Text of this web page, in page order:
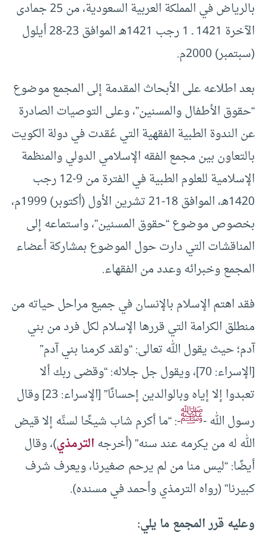
بالرياض في المملكة العربية السعودية، من 25 جمادى
الآخرة 1421 ـ 1 رجب 1421هـ الموافق 23-28 أيلول
(سبتمبر) 2000م.
بعد اطلاعه على الأبحاث المقدمة إلى المجمع موضوع
“حقوق الأطفال والمسنين”، وعلى التوصيات الصادرة
عن الندوة الطبية الفقهية التي عُقدت في دولة الكويت
بالتعاون بين مجمع الفقه الإسلامي الدولي والمنظمة
الإسلامية للعلوم الطبية في الفترة من 9-12 رجب
1420هـ، الموافق 18-21 تشرين الأول (أكتوبر) 1999م،
بخصوص موضوع “حقوق المسنين”، واستماعه إلى
المناقشات التي دارت حول الموضوع بمشاركة أعضاء
المجمع وخبرائه وعدد من الفقهاء.
فقد اهتم الإسلام بالإنسان في جميع مراحل حياته من
منطلق الكرامة التي قررها الإسلام لكل فرد من بني
آدم؛ حيث يقول الله تعالى: “ولقد كرمنا بني آدم”
[الإسراء: 70]، ويقول جل جلاله: “وقضى ربك ألا
تعبدوا إلا إياه وبالوالدين إحسانًا” [الإسراء: 23] وقال
رسول الله -ﷺ-: “ما أكرم شاب شيخًا لسنِّه إلا قيض
الله له من يكرمه عند سنه” (أخرجهالترمذي)، وقال
أيضًا: “ليس منا من لم يرحم صغيرنا، ويعرف شرف
كبيرنا” (رواه الترمذي وأحمد في مسنده).
وعليه قرر المجمع ما يلي: